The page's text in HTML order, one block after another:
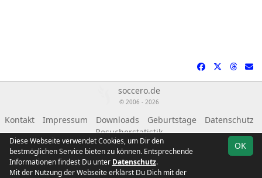
soccero.de
© 2006 - 2026
Kontakt Impressum Downloads Geburtstage
Datenschutz
Besucherstatistik
OK
Diese Webseite verwendet Cookies, um Dir den
bestmöglichen Service bieten zu können. Entsprechende
Informationen findest Du unter Datenschutz.
Mit der Nutzung der Webseite erklärst Du Dich mit der